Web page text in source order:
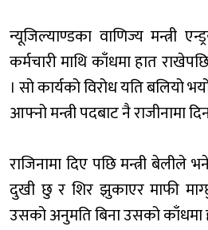
न्यूजिल्याण्डका वाणिज्य मन्त्री
कर्मचारी माथि काँधमा हात
। सो कार्यको विरोध यति बलियो
आफ्नो मन्त्री पदबाट नै राजीनामा
राजिनामा दिए पछि मन्त्री बेलीले
दुखी छु र शिर झुकाएर माफी
उसको अनुमति बिना उसको काँधमा